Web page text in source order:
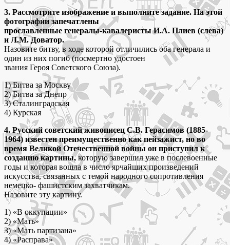
3. Рассмотрите изображение и выполните задание. На этой
фотографии запечатлены
прославленные генералы-кавалеристы И.А. Плиев (слева)
и Л.М. Доватор.
Назовите битву, в ходе которой отличились оба генерала и
один из них погиб (посмертно удостоен
звания Героя Советского Союза).
1) Битва за Москву
2) Битва за Днепр
3) Сталинградская
4) Курская
4. Русский советский живописец С.В. Герасимов (1885-
1964) известен преимущественно как пейзажист, но во
время Великой Отечественной войны он приступил к
созданию картины,которую завершил уже в послевоенные
годы и которая вошла в число ярчайших произведений
искусства, связанных с темой народного сопротивления
немецко- фашистским захватчикам.
Назовите эту картину.
1) «В оккупации»
2) «Мать»
3) «Мать партизана»
4) «Расправа»